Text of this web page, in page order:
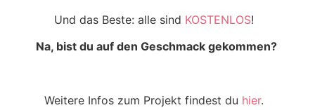
Und das Beste: alle sind KOSTENLOS!
Na, bist du auf den Geschmack gekommen?
Weitere Infos zum Projekt findest du hier.